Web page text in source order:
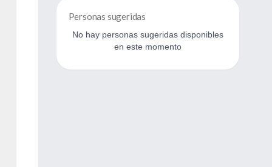
Personas sugeridas
No hay personas sugeridas disponibles
en este momento